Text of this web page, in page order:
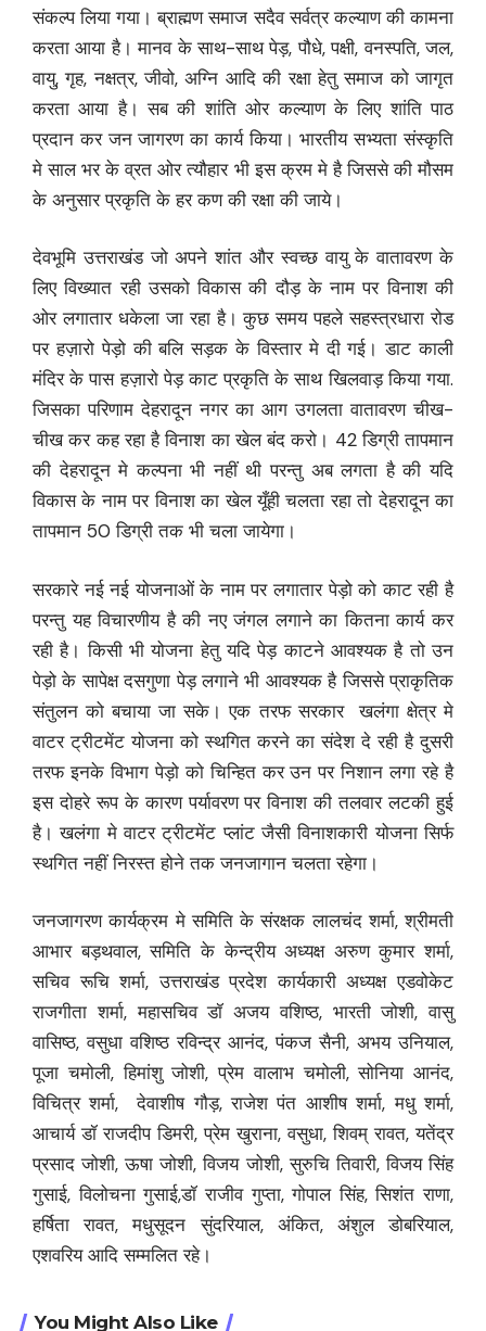
संकल्प लिया गया। ब्राह्मण समाज सदैव सर्वत्र कल्याण की कामना
करता आया है। मानव के साथ-साथ पेड़, पौधे, पक्षी, वनस्पति, जल,
वायु, गृह, नक्षत्र, जीवो, अग्नि आदि की रक्षा हेतु समाज को जागृत
करता आया है। सब की शांति ओर कल्याण के लिए शांति पाठ
प्रदान कर जन जागरण का कार्य किया। भारतीय सभ्यता संस्कृति
मे साल भर के व्रत ओर त्यौहार भी इस क्रम मे है जिससे की मौसम
के अनुसार प्रकृति के हर कण की रक्षा की जाये।
देवभूमि उत्तराखंड जो अपने शांत और स्वच्छ वायु के वातावरण के
लिए विख्यात रही उसको विकास की दौड़ के नाम पर विनाश की
ओर लगातार धकेला जा रहा है। कुछ समय पहले सहस्त्रधारा रोड
पर हज़ारो पेड़ो की बलि सड़क के विस्तार मे दी गई। डाट काली
मंदिर के पास हज़ारो पेड़ काट प्रकृति के साथ खिलवाड़ किया गया.
जिसका परिणाम देहरादून नगर का आग उगलता वातावरण चीख-
चीख कर कह रहा है विनाश का खेल बंद करो। 42 डिग्री तापमान
की देहरादून मे कल्पना भी नहीं थी परन्तु अब लगता है की यदि
विकास के नाम पर विनाश का खेल यूँही चलता रहा तो देहरादून का
तापमान 50 डिग्री तक भी चला जायेगा।
सरकारे नई नई योजनाओं के नाम पर लगातार पेड़ो को काट रही है
परन्तु यह विचारणीय है की नए जंगल लगाने का कितना कार्य कर
रही है। किसी भी योजना हेतु यदि पेड़ काटने आवश्यक है तो उन
पेड़ो के सापेक्ष दसगुणा पेड़ लगाने भी आवश्यक है जिससे प्राकृतिक
संतुलन को बचाया जा सके। एक तरफ सरकार खलंगा क्षेत्र मे
वाटर ट्रीटमेंट योजना को स्थगित करने का संदेश दे रही है दुसरी
तरफ इनके विभाग पेड़ो को चिन्हित कर उन पर निशान लगा रहे है
इस दोहरे रूप के कारण पर्यावरण पर विनाश की तलवार लटकी हुई
है। खलंगा मे वाटर ट्रीटमेंट प्लांट जैसी विनाशकारी योजना सिर्फ
स्थगित नहीं निरस्त होने तक जनजागान चलता रहेगा।
जनजागरण कार्यक्रम मे समिति के संरक्षक लालचंद शर्मा, श्रीमती
आभार बड़थवाल, समिति के केन्द्रीय अध्यक्ष अरुण कुमार शर्मा,
सचिव रूचि शर्मा, उत्तराखंड प्रदेश कार्यकारी अध्यक्ष एडवोकेट
राजगीता शर्मा, महासचिव डॉ अजय वशिष्ठ, भारती जोशी, वासु
वासिष्ठ, वसुधा वशिष्ठ रविन्द्र आनंद, पंकज सैनी, अभय उनियाल,
पूजा चमोली, हिमांशु जोशी, प्रेम वालाभ चमोली, सोनिया आनंद,
विचित्र शर्मा, देवाशीष गौड़, राजेश पंत आशीष शर्मा, मधु शर्मा,
आचार्य डॉ राजदीप डिमरी, प्रेम खुराना, वसुधा, शिवम् रावत, यतेंद्र
प्रसाद जोशी, ऊषा जोशी, विजय जोशी, सुरुचि तिवारी, विजय सिंह
गुसाई, विलोचना गुसाई,डॉ राजीव गुप्ता, गोपाल सिंह, सिशंत राणा,
हर्षिता रावत, मधुसूदन सुंदरियाल, अंकित, अंशुल डोबरियाल,
एशवरिय आदि सम्मलित रहे।
You Might Also Like